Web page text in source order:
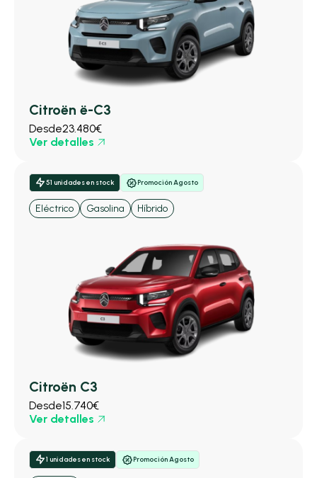
Citroën ë-C3
Desde23.480€
Ver detalles
51 unidades en stock Promoción Agosto
Eléctrico Gasolina Híbrido
Citroën C3
Desde15.740€
Ver detalles
1 unidades en stock Promoción Agosto